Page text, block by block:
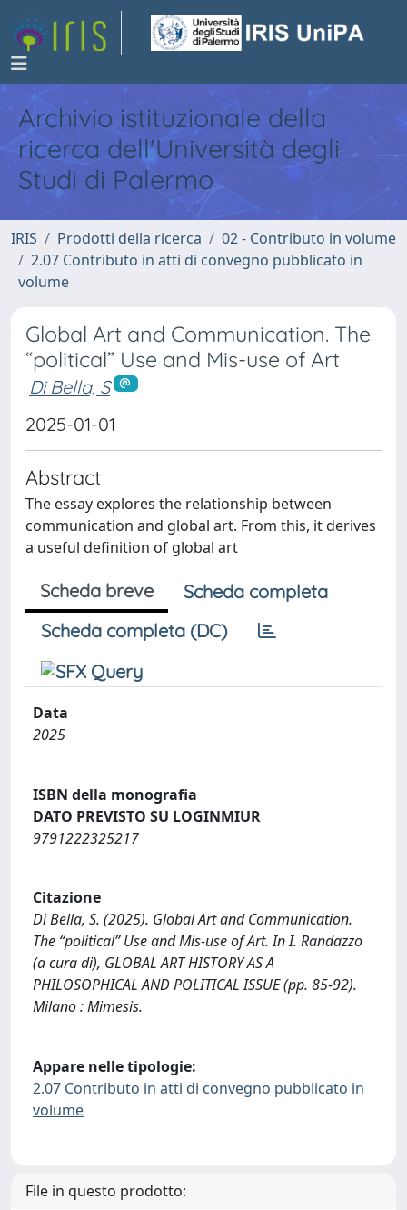
Archivio istituzionale della
ricerca dell'Università degli
Studi di Palermo
IRIS Prodotti della ricerca
02 - Contributo in volume
2.07 Contributo in atti di convegno pubblicato in
volume
Global Art and Communication. The
“political” Use and Mis-use of Art
Di Bella, S
2025-01-01
Abstract
The essay explores the relationship between
communication and global art. From this, it derives
a useful definition of global art
Scheda breve
Scheda completa
Scheda completa (DC)
Data
2025
ISBN della monografia
DATO PREVISTO SU LOGINMIUR
9791222325217
Citazione
Di Bella, S. (2025). Global Art and Communication.
The “political” Use and Mis-use of Art. In I. Randazzo
(a cura di), GLOBAL ART HISTORY AS A
PHILOSOPHICAL AND POLITICAL ISSUE (pp. 85-92).
Milano : Mimesis.
Appare nelle tipologie:
2.07 Contributo in atti di convegno pubblicato in
volume
File in questo prodotto: